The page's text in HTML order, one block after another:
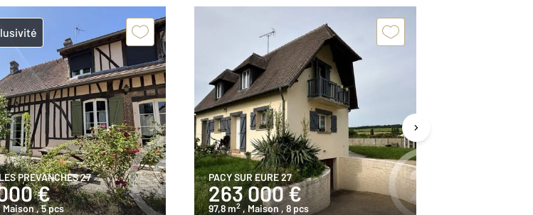
PREVANCHES 27
€
Maison, 5 pcs
PACY SUR EURE 27
263 000 €
97,8 m2 , Maison , 8 pcs